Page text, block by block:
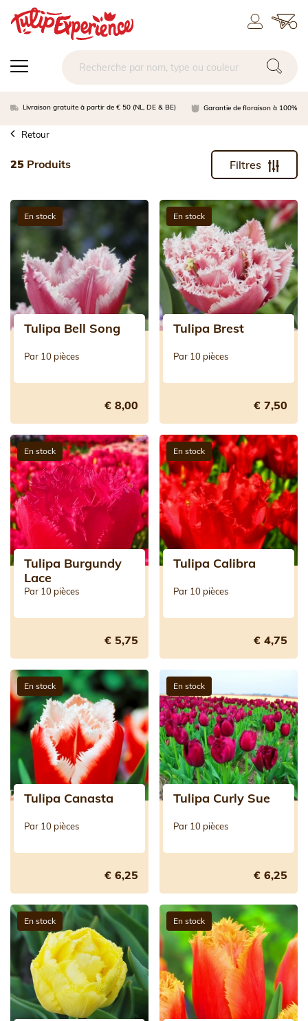
Livraison gratuite à partir de € 50 (NL, DE & BE) Garantie de floraison à 100%
Retour
25 Produits Filtres
En stock
Tulipa Bell Song
Par 10 pièces
€ 8,00
En stock
Tulipa Brest
Par 10 pièces
€ 7,50
En stock
Tulipa Burgundy
Lace
Par 10 pièces
€ 5,75
En stock
Tulipa Calibra
Par 10 pièces
€ 4,75
En stock
Tulipa Canasta
Par 10 pièces
€ 6,25
En stock
Tulipa Curly Sue
Par 10 pièces
€ 6,25
En stock En stock